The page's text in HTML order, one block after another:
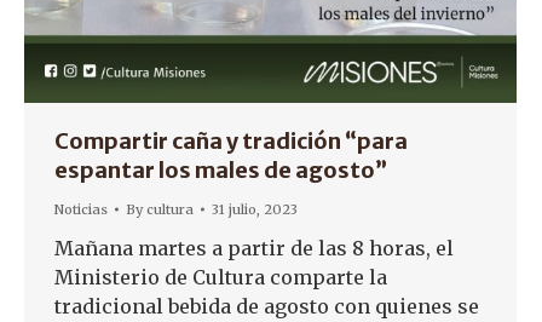
Compartir caña y tradición “para
espantar los males de agosto”
Noticias Bycultura 31 julio, 2023
Mañana martes a partir de las 8 horas, el
Ministerio de Cultura comparte la
tradicional bebida de agosto con quienes se